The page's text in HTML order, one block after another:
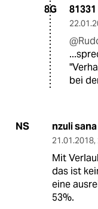
8G
bei
NS nzuli sana
21.01.2018,
Mit
das ist
eine
53%.